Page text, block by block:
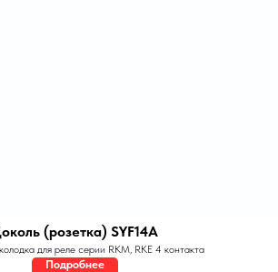
(розетка) SYF14A
для реле серии RKM, RKE 4 контакта
Подробнее